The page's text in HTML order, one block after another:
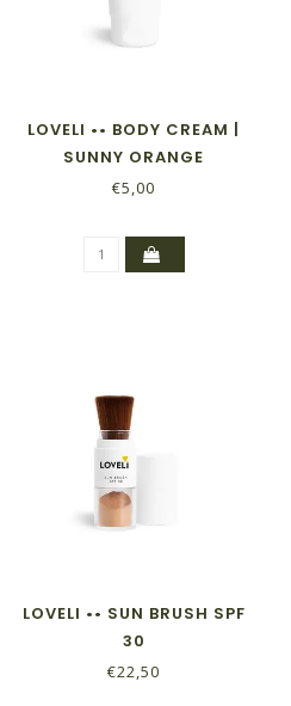
LOVELI •• BODY CREAM |
SUNNY ORANGE
€5,00
LOVELI •• SUN BRUSH SPF
30
€22,50